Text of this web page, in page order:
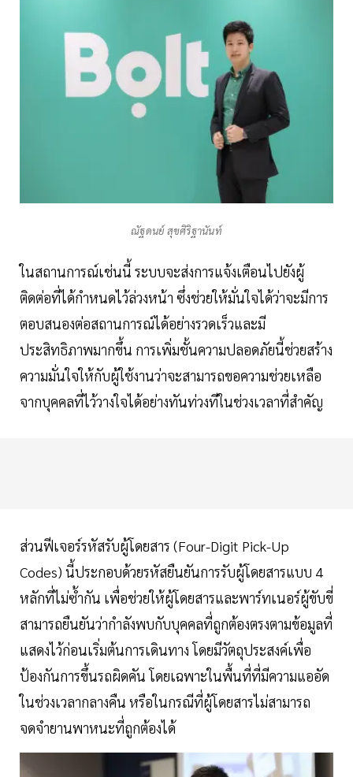
ณัฐดนย์ สุขศิริฐานันท์
ในสถานการณ์เช่นนี้ ระบบจะส่งการแจ้งเตือนไปยังผู้
ติดต่อที่ได้กำหนดไว้ล่วงหน้า ซึ่งช่วยให้มั่นใจได้ว่าจะมีการ
ตอบสนองต่อสถานการณ์ได้อย่างรวดเร็วและมี
ประสิทธิภาพมากขึ้น การเพิ่มชั้นความปลอดภัยนี้ช่วยสร้าง
ความมั่นใจให้กับผู้ใช้งานว่าจะสามารถขอความช่วยเหลือ
จากบุคคลที่ไว้วางใจได้อย่างทันท่วงทีในช่วงเวลาที่สำคัญ
ส่วนฟีเจอร์รหัสรับผู้โดยสาร (Four-Digit Pick-Up
Codes) นี้ประกอบด้วยรหัสยืนยันการรับผู้โดยสารแบบ 4
หลักที่ไม่ซ้ำกัน เพื่อช่วยให้ผู้โดยสารและพาร์ทเนอร์ผู้ขับขี่
สามารถยืนยันว่ากำลังพบกับบุคคลที่ถูกต้องตรงตามข้อมูลที่
แสดงไว้ก่อนเริ่มต้นการเดินทาง โดยมีวัตถุประสงค์เพื่อ
ป้องกันการขึ้นรถผิดคัน โดยเฉพาะในพื้นที่ที่มีความแออัด
ในช่วงเวลากลางคืน หรือในกรณีที่ผู้โดยสารไม่สามารถ
จดจำยานพาหนะที่ถูกต้องได้